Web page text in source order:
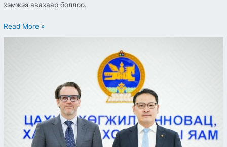
хэмжээ авахаар боллоо.
Read More »
Дэлхийн
хоорондын